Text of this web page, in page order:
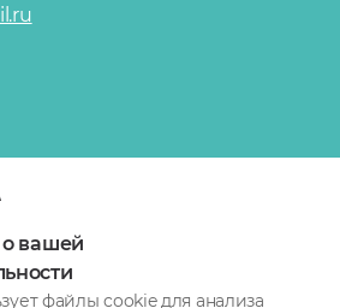
вашей
файлы cookie для анализа
сайта